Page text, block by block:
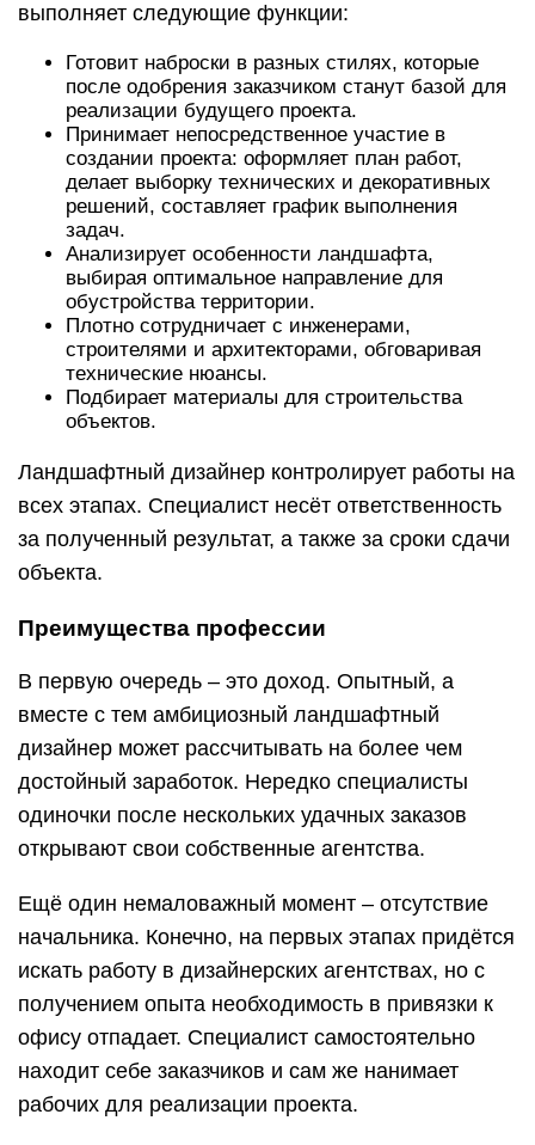
выполняет следующие функции:
Готовит наброски в разных стилях, которые
после одобрения заказчиком станут базой для
реализации будущего проекта.
Принимает непосредственное участие в
создании проекта: оформляет план работ,
делает выборку технических и декоративных
решений, составляет график выполнения
задач.
Анализирует особенности ландшафта,
выбирая оптимальное направление для
обустройства территории.
Плотно сотрудничает с инженерами,
строителями и архитекторами, обговаривая
технические нюансы.
Подбирает материалы для строительства
объектов.
Ландшафтный дизайнер контролирует работы на
всех этапах. Специалист несёт ответственность
за полученный результат, а также за сроки сдачи
объекта.
Преимущества профессии
В первую очередь – это доход. Опытный, а
вместе с тем амбициозный ландшафтный
дизайнер может рассчитывать на более чем
достойный заработок. Нередко специалисты
одиночки после нескольких удачных заказов
открывают свои собственные агентства.
Ещё один немаловажный момент – отсутствие
начальника. Конечно, на первых этапах придётся
искать работу в дизайнерских агентствах, но с
получением опыта необходимость в привязки к
офису отпадает. Специалист самостоятельно
находит себе заказчиков и сам же нанимает
рабочих для реализации проекта.